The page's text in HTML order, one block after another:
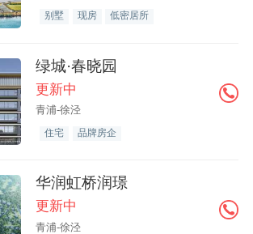
别墅 现房 低密居所
绿城·春晓园
更新中
青浦-徐泾
住宅 品牌房企
华润虹桥润璟
更新中
青浦-徐泾